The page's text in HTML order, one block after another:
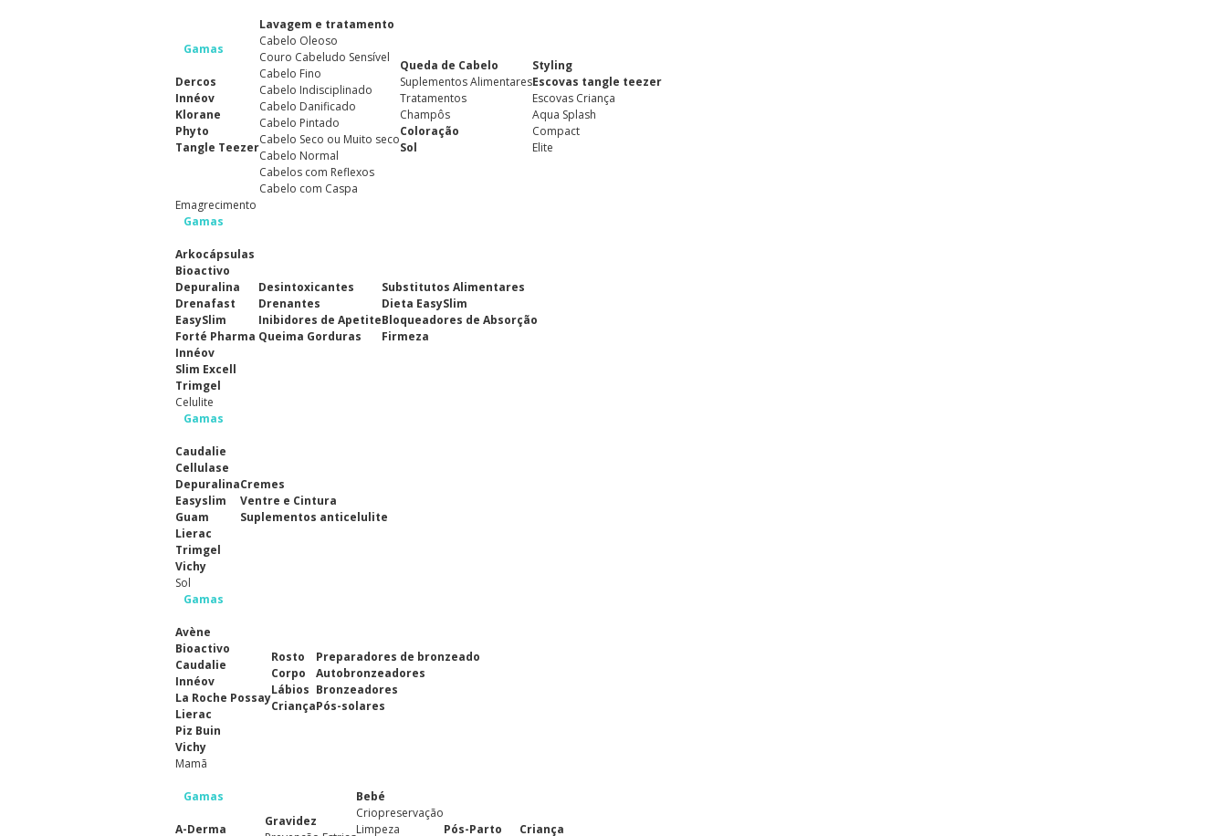
Gamas
Dercos
Innéov
Klorane
Phyto
Tangle Teezer
Lavagem e tratamento
Cabelo Oleoso
Couro Cabeludo Sensível
Cabelo Fino
Cabelo Indisciplinado
Cabelo Danificado
Cabelo Pintado
Cabelo Seco ou Muito seco
Cabelo Normal
Cabelos com Reflexos
Cabelo com Caspa
Queda de Cabelo
Suplementos Alimentares
Tratamentos
Champôs
Coloração
Sol
Styling
Escovas tangle teezer
Escovas Criança
Aqua Splash
Compact
Elite
Emagrecimento
Gamas
Arkocápsulas
Bioactivo
Depuralina
Drenafast
EasySlim
Forté Pharma
Innéov
Slim Excell
Trimgel
Desintoxicantes
Drenantes
Inibidores de Apetite
Queima Gorduras
Substitutos Alimentares
Dieta EasySlim
Bloqueadores de Absorção
Firmeza
Celulite
Gamas
Caudalie
Cellulase
Depuralina
Easyslim
Guam
Lierac
Trimgel
Vichy
Cremes
Ventre e Cintura
Suplementos anticelulite
Sol
Gamas
Avène
Bioactivo
Caudalie
Innéov
La Roche Possay
Lierac
Piz Buin
Vichy
Rosto
Corpo
Lábios
Criança
Preparadores de bronzeado
Autobronzeadores
Bronzeadores
Pós-solares
Mamã
Gamas
A-Derma
Gravidez
Bebé
Criopreservação
Limpeza
Pós-Parto
Criança